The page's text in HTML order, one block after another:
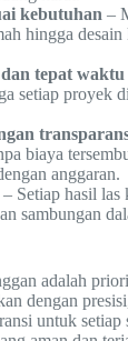
kebutuhan –
hingga
tepat waktu
setiap proyek
biaya
anggaran.
– Setiap hasil
sambungan
adalah
dengan
untuk setiap